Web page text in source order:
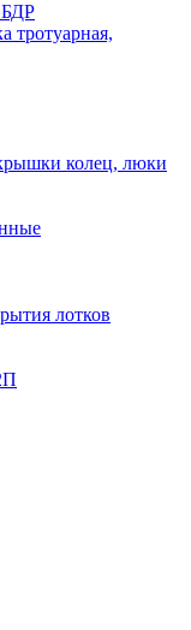
тротуарная,
колец, люки
лотков